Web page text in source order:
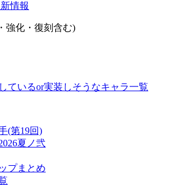
情報
強化・復刻含む)
ているor実装しそうなキャラ一覧
(第19回)
夏ノ弐
プまとめ